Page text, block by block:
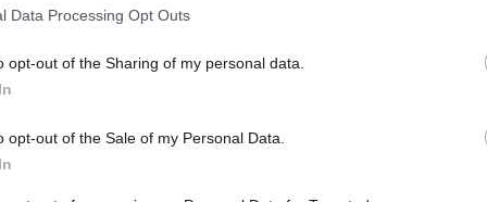
Data Processing Opt Outs
opt-out of the Sharing of my personal data.
opt-out of the Sale of my Personal Data.